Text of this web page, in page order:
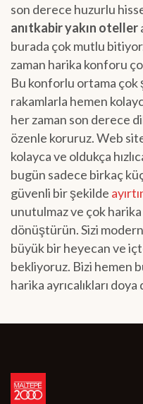
son derece huzurlu
anıtkabir yakın oteller
burada çok mutlu
zaman harika konforu
Bu konforlu ortama çok
rakamlarla hemen
her zaman son derece
özenle koruruz. Web
kolayca ve oldukça
bugün sadece birkaç
güvenli bir şekilde
unutulmaz ve çok
dönüştürün. Sizi
büyük bir heyecan ve
bekliyoruz. Bizi hemen
harika ayrıcalıkları doya